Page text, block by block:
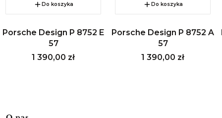
Do koszyka
Porsche Design P 8752 E
57
Cena
1 390,00 zł
Do koszyka
Porsche Design P 8752 A
57
Cena
1 390,00 zł